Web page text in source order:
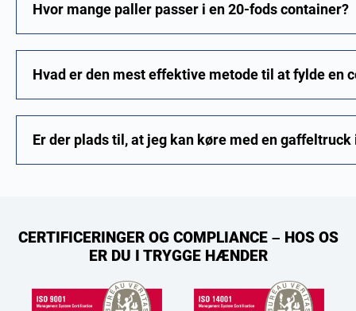
Hvor mange paller passer i en 20-fods container?
Hvad er den mest effektive metode til at fylde en
Er der plads til, at jeg kan køre med en
CERTIFICERINGER OG COMPLIANCE – HOS OS
ER DU I TRYGGE HÆNDER